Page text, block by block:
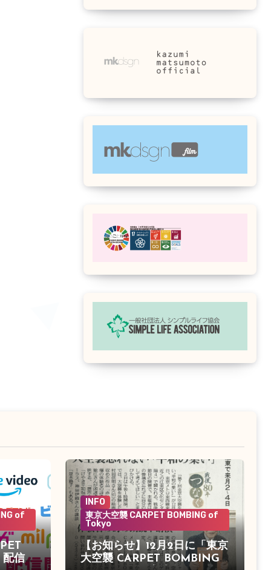
of
信決
INFO
東京大空襲 CARPET BOMBING of
Tokyo
【お知らせ】12月2日に「東京
大空襲 CARPET BOMBING